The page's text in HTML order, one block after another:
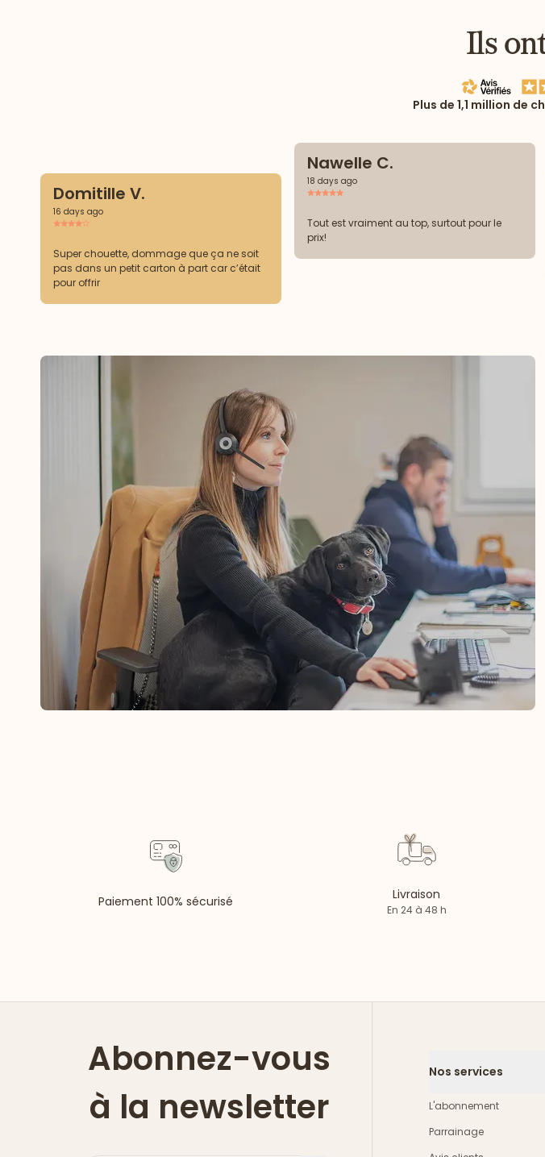
Ils
Plus de 1,1 million de
Domitille V.
16 days ago
Super chouette, dommage que ça ne soit
pas dans un petit carton à part car c’était
pour offrir
Nawelle C.
18 days ago
Tout est vraiment au top, surtout pour le
prix!
Paiement 100% sécurisé Livraison
En 24 à 48 h
Abonnez-vous
à la newsletter
Nos services
L'abonnement
Parrainage